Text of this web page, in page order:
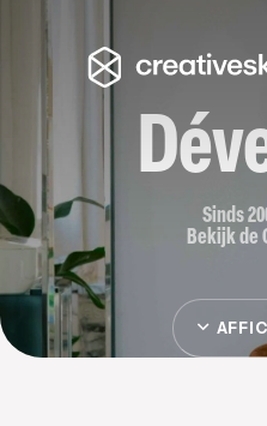
Sinds
Bekijk de